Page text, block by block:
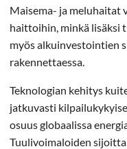
Maisema- ja meluhaitat
haittoihin, minkä lisäksi
myös alkuinvestointien
rakennettaessa.
Teknologian kehitys
jatkuvasti
osuus globaalissa
Tuulivoimaloiden